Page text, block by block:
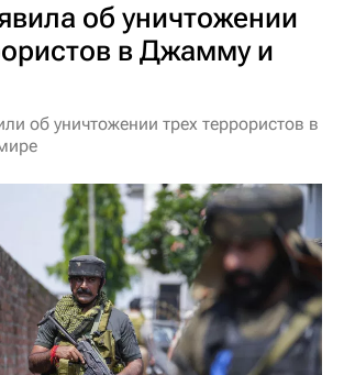
об уничтожении
в Джамму и
об уничтожении трех террористов в